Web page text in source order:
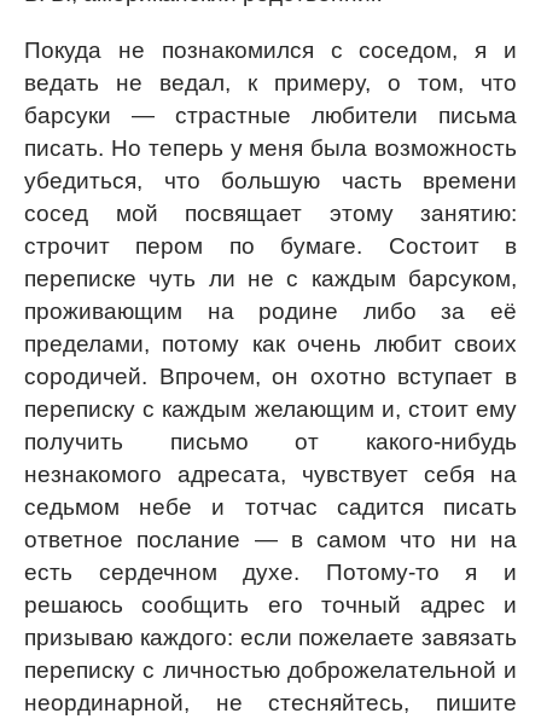
Покуда не познакомился с соседом, я и
ведать не ведал, к примеру, о том, что
барсуки — страстные любители письма
писать. Но теперь у меня была возможность
убедиться, что большую часть времени
сосед мой посвящает этому занятию:
строчит пером по бумаге. Состоит в
переписке чуть ли не с каждым барсуком,
проживающим на родине либо за её
пределами, потому как очень любит своих
сородичей. Впрочем, он охотно вступает в
переписку с каждым желающим и, стоит ему
получить письмо от какого-нибудь
незнакомого адресата, чувствует себя на
седьмом небе и тотчас садится писать
ответное послание — в самом что ни на
есть сердечном духе. Потому-то я и
решаюсь сообщить его точный адрес и
призываю каждого: если пожелаете завязать
переписку с личностью доброжелательной и
неординарной, не стесняйтесь, пишите